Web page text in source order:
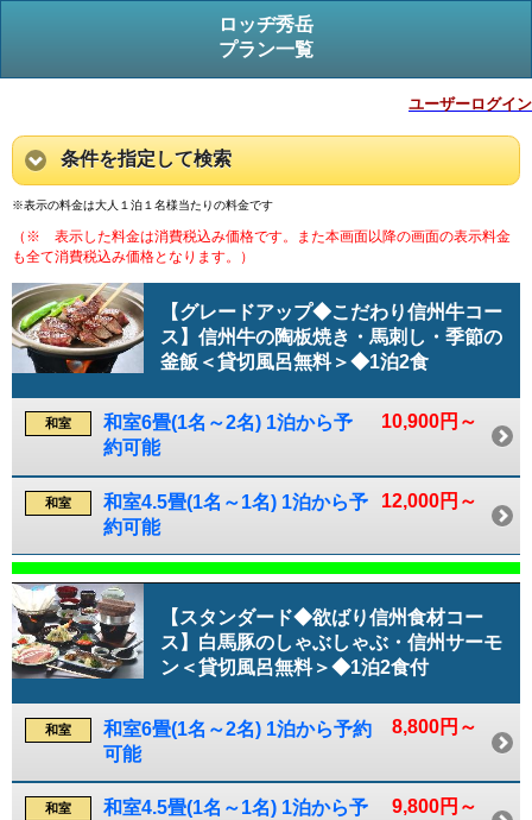
ロッヂ秀岳
プラン一覧
ユーザーログイン
条件を指定して検索
※表示の料金は大人１泊１名様当たりの料金です
（※ 表示した料金は消費税込み価格です。また本画面以降の画面の表示料金
も全て消費税込み価格となります。）
【グレードアップ◆こだわり信州牛コー
ス】信州牛の陶板焼き・馬刺し・季節の
釜飯＜貸切風呂無料＞◆1泊2食
10,900円～
和室
和室6畳(1名～2名) 1泊から予
約可能
12,000円～
和室
和室4.5畳(1名～1名) 1泊から予
約可能
【スタンダード◆欲ばり信州食材コー
ス】白馬豚のしゃぶしゃぶ・信州サーモ
ン＜貸切風呂無料＞◆1泊2食付
8,800円～
和室
和室6畳(1名～2名) 1泊から予約
可能
9,800円～
和室
和室4.5畳(1名～1名) 1泊から予